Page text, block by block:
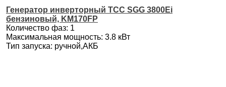
Генератор инверторный ТСС SGG 3800Ei
бензиновый, KM170FP
Количество фаз: 1
Максимальная мощность: 3.8 кВт
Тип запуска: ручной,АКБ